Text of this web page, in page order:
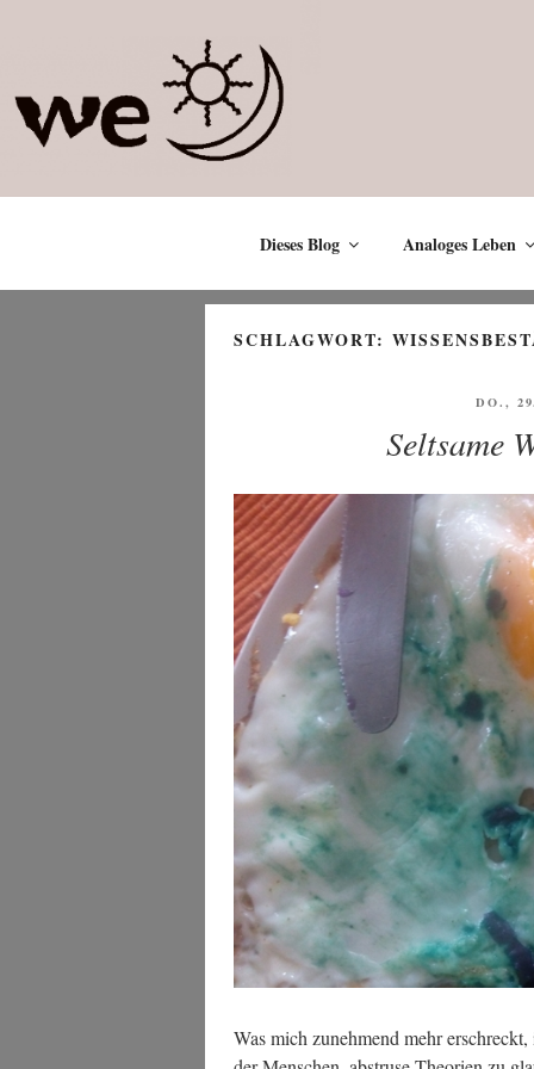
Dieses Blog Analoges Leben
SCHLAGWORT:
DO.,
Seltsame
Was mich zuneh­mend mehr